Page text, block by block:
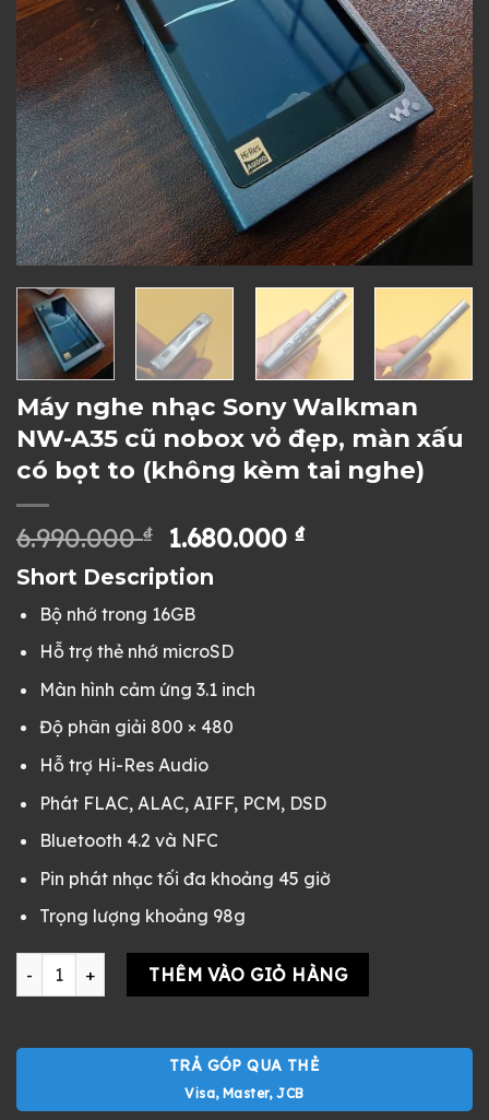
Máy nghe nhạc Sony Walkman
NW-A35 cũ nobox vỏ đẹp, màn xấu
có bọt to (không kèm tai nghe)
6.990.000₫
Giá
gốc
là:
6.990.000 ₫.
1.680.000₫Giá
Short Description
Bộ nhớ trong 16GB
Hỗ trợ thẻ nhớ microSD
Màn hình cảm ứng 3.1 inch
Độ phân giải 800 × 480
Hỗ trợ Hi-Res Audio
Phát FLAC, ALAC, AIFF, PCM, DSD
Bluetooth 4.2 và NFC
Pin phát nhạc tối đa khoảng 45 giờ
Trọng lượng khoảng 98g
Máy nghe nhạc Sony Walkman NW-A35 cũ nobox vỏ đẹp,
THÊM VÀO GIỎ HÀNG
TRẢ GÓP QUA THẺ
Visa, Master, JCB